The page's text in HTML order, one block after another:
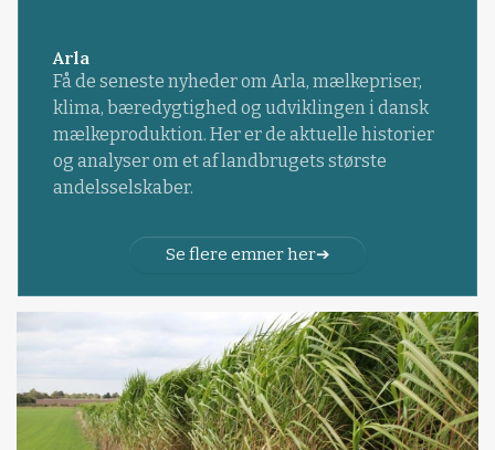
Arla
Få de seneste nyheder om Arla, mælkepriser,
klima, bæredygtighed og udviklingen i dansk
mælkeproduktion. Her er de aktuelle historier
og analyser om et af landbrugets største
andelsselskaber.
Se flere emner her